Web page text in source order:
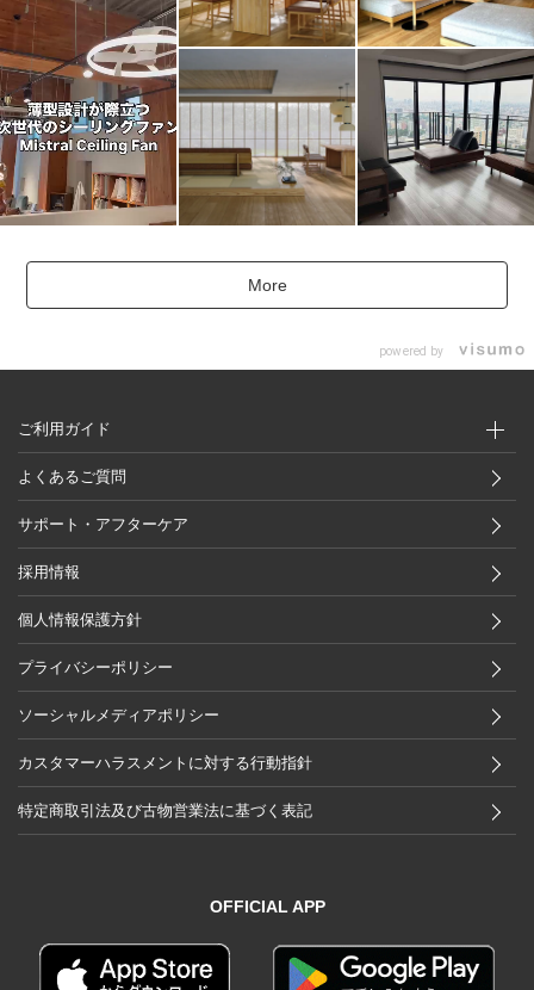
More
powered by
ご利用ガイド
よくあるご質問
サポート・アフターケア
採用情報
個人情報保護方針
プライバシーポリシー
ソーシャルメディアポリシー
カスタマーハラスメントに対する行動指針
特定商取引法及び古物営業法に基づく表記
OFFICIAL APP